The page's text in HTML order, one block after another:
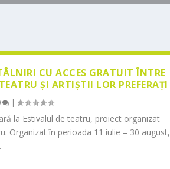
CU ACCES GRATUIT ÎNTRE
ȘI ARTIȘTII LOR PREFERAȚI
|
la Estivalul de teatru, proiect organizat
Organizat în perioada 11 iulie – 30 august,